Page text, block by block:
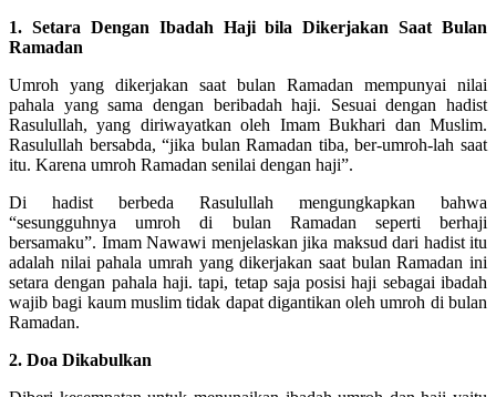
1. Setara Dengan Ibadah Haji bila Dikerjakan Saat Bulan
Ramadan
Umroh yang dikerjakan saat bulan Ramadan mempunyai nilai
pahala yang sama dengan beribadah haji. Sesuai dengan hadist
Rasulullah, yang diriwayatkan oleh Imam Bukhari dan Muslim.
Rasulullah bersabda, “jika bulan Ramadan tiba, ber-umroh-lah saat
itu. Karena umroh Ramadan senilai dengan haji”.
Di hadist berbeda Rasulullah mengungkapkan bahwa
“sesungguhnya umroh di bulan Ramadan seperti berhaji
bersamaku”. Imam Nawawi menjelaskan jika maksud dari hadist itu
adalah nilai pahala umrah yang dikerjakan saat bulan Ramadan ini
setara dengan pahala haji. tapi, tetap saja posisi haji sebagai ibadah
wajib bagi kaum muslim tidak dapat digantikan oleh umroh di bulan
Ramadan.
2. Doa Dikabulkan